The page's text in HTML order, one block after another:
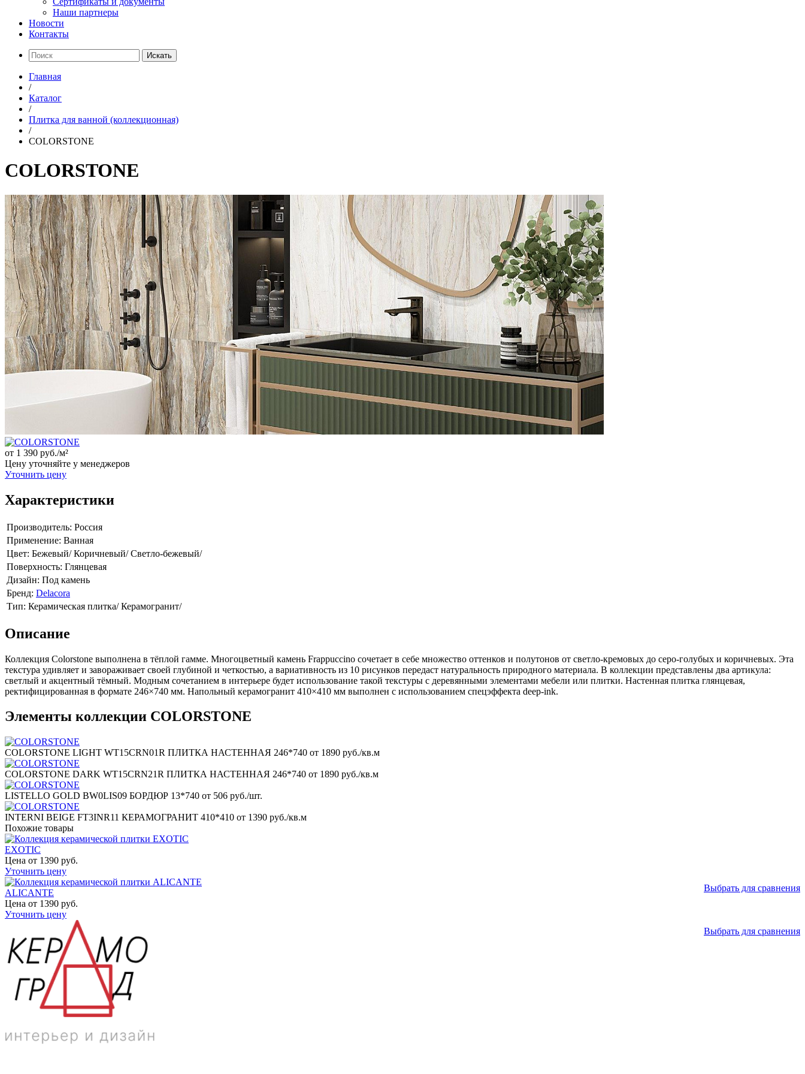
Наши партнеры
Новости
Контакты
Искать
Главная
/
Каталог
/
Плитка для ванной (коллекционная)
/
COLORSTONE
COLORSTONE
от 1 390 руб./м²
Цену уточняйте у менеджеров
Уточнить цену
Характеристики
Производитель: Россия
Применение: Ванная
Цвет: Бежевый/ Коричневый/ Светло-бежевый/
Поверхность: Глянцевая
Дизайн: Под камень
Бренд: Delacora
Тип: Керамическая плитка/ Керамогранит/
Описание
Коллекция Colorstone выполнена в тёплой гамме. Многоцветный камень Frappuccino сочетает в себе множество оттенков и полутонов от светло-кремовых до серо-голубых и коричневых. Эта
текстура удивляет и завораживает своей глубиной и четкостью, а вариативность из 10 рисунков передаст натуральность природного материала. В коллекции представлены два артикула:
светлый и акцентный тёмный. Модным сочетанием в интерьере будет использование такой текстуры с деревянными элементами мебели или плитки. Настенная плитка глянцевая,
ректифицированная в формате 246×740 мм. Напольный керамогранит 410×410 мм выполнен с использованием спецэффекта deep-ink.
Элементы коллекции COLORSTONE
СOLORSTONE LIGHT WT15CRN01R ПЛИТКА НАСТЕННАЯ 246*740 от 1890 руб./кв.м
СOLORSTONE DARK WT15CRN21R ПЛИТКА НАСТЕННАЯ 246*740 от 1890 руб./кв.м
LISTELLO GOLD BW0LIS09 БОРДЮР 13*740 от 506 руб./шт.
INTERNI BEIGE FT3INR11 КЕРАМОГРАНИТ 410*410 от 1390 руб./кв.м
Похожие товары
EXOTIC
Цена от 1390 руб.
Уточнить цену
Выбрать для сравнения
ALICANTE
Цена от 1390 руб.
Уточнить цену
Выбрать для сравнения